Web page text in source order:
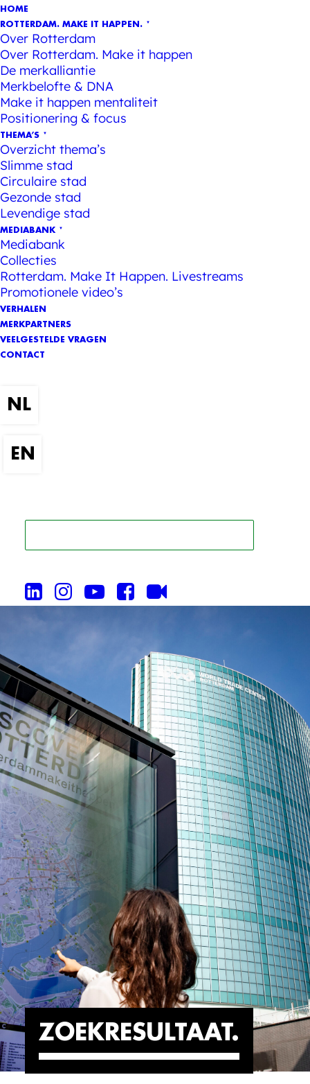
HOME
ROTTERDAM. MAKE IT HAPPEN.
Over Rotterdam
Over Rotterdam. Make it happen
De merkalliantie
Merkbelofte & DNA
Make it happen mentaliteit
Positionering & focus
THEMA’S
Overzicht thema’s
Slimme stad
Circulaire stad
Gezonde stad
Levendige stad
MEDIABANK
Mediabank
Collecties
Rotterdam. Make It Happen. Livestreams
Promotionele video’s
VERHALEN
MERKPARTNERS
VEELGESTELDE VRAGEN
CONTACT
ZOEKRESULTAAT